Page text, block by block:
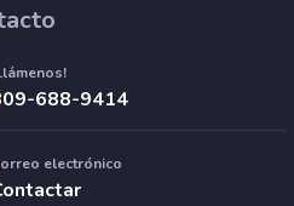
688-9414
electrónico